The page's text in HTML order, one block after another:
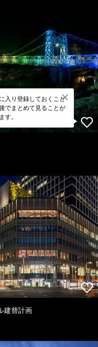
入り登録しておくこと
でまとめて見ることが
す。
建替計画